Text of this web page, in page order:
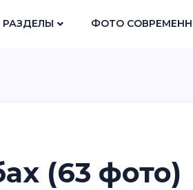
РАЗДЕЛЫ ФОТО
(63 фото)